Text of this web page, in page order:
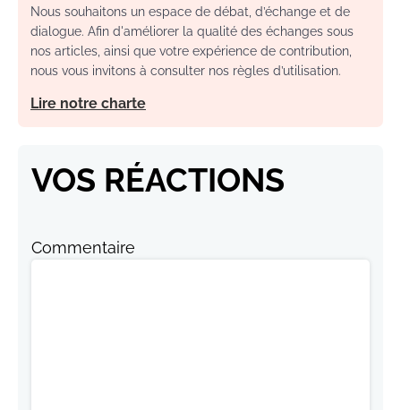
Nous souhaitons un espace de débat, d’échange et de
dialogue. Afin d'améliorer la qualité des échanges sous
nos articles, ainsi que votre expérience de contribution,
nous vous invitons à consulter nos règles d’utilisation.
Lire notre charte
VOS RÉACTIONS
Commentaire